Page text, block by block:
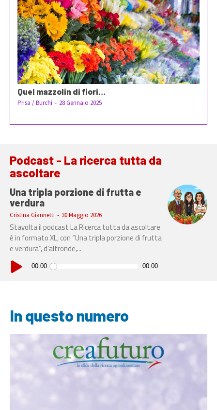
Quel mazzolin di fiori…
Prisa / Burchi - 28 Gennaio 2025
Podcast - La ricerca tutta da
ascoltare
Una tripla porzione di frutta e
verdura
Cristina Giannetti - 30 Maggio 2026
Stavolta il podcast La Ricerca tutta da ascoltare
è in formato XL, con “Una tripla porzione di frutta
e verdura”, d’altronde,...
Audio
Player 00:00 00:00
In questo numero